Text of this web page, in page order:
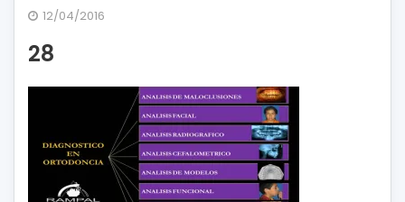
12/04/2016
28